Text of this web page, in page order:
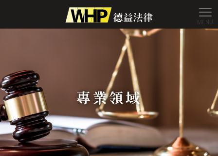
德益
專業領域